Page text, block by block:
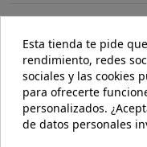
Champú formulado a
trata de un árbol
mucha fragancia.
cabello regulando el
atribuyen
Indicado para cabello
Esta tienda te pide
rendimiento, redes
sociales y las cookies
para ofrecerte
personalizados.
de datos personales